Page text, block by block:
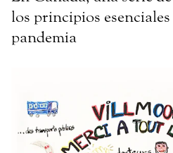
los principios
pandemia